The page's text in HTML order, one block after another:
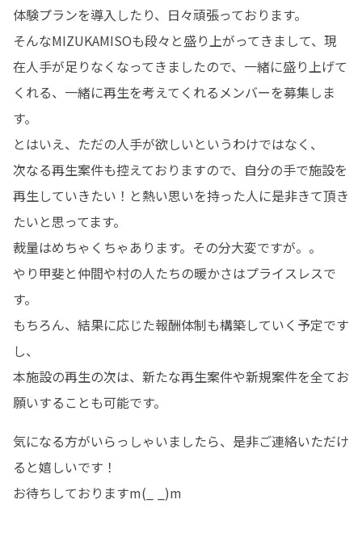
体験プランを導入したり、日々頑張っております。
そんなMIZUKAMISOも段々と盛り上がってきまして、現
在人手が足りなくなってきましたので、一緒に盛り上げて
くれる、一緒に再生を考えてくれるメンバーを募集しま
す。
とはいえ、ただの人手が欲しいというわけではなく、
次なる再生案件も控えておりますので、自分の手で施設を
再生していきたい！と熱い思いを持った人に是非きて頂き
たいと思ってます。
裁量はめちゃくちゃあります。その分大変ですが。。
やり甲斐と仲間や村の人たちの暖かさはプライスレスで
す。
もちろん、結果に応じた報酬体制も構築していく予定です
し、
本施設の再生の次は、新たな再生案件や新規案件を全てお
願いすることも可能です。
気になる方がいらっしゃいましたら、是非ご連絡いただけ
ると嬉しいです！
お待ちしておりますm(_ _)m